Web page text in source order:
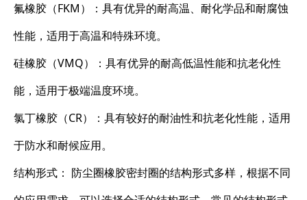
氟橡胶（FKM）：具有优异的耐高温、耐化学品和耐腐蚀
性能，适用于高温和特殊环境。
硅橡胶（VMQ）：具有优异的耐高低温性能和抗老化性
能，适用于极端温度环境。
氯丁橡胶（CR）：具有较好的耐油性和抗老化性能，适用
于防水和耐候应用。
结构形式： 防尘圈橡胶密封圈的结构形式多样，根据不同